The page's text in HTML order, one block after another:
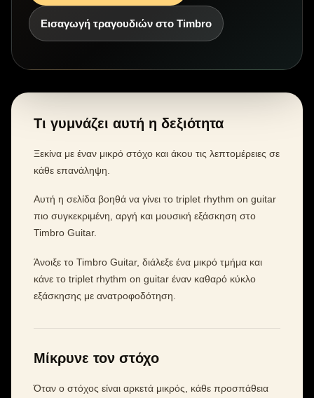
Εισαγωγή τραγουδιών στο Timbro
Τι γυμνάζει αυτή η δεξιότητα
Ξεκίνα με έναν μικρό στόχο και άκου τις λεπτομέρειες σε
κάθε επανάληψη.
Αυτή η σελίδα βοηθά να γίνει το triplet rhythm on guitar
πιο συγκεκριμένη, αργή και μουσική εξάσκηση στο
Timbro Guitar.
Άνοιξε το Timbro Guitar, διάλεξε ένα μικρό τμήμα και
κάνε το triplet rhythm on guitar έναν καθαρό κύκλο
εξάσκησης με ανατροφοδότηση.
Μίκρυνε τον στόχο
Όταν ο στόχος είναι αρκετά μικρός, κάθε προσπάθεια